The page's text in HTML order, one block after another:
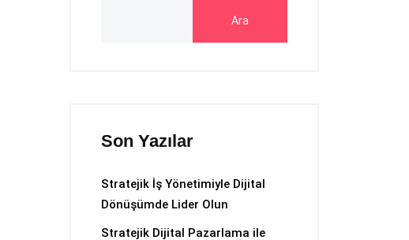
Ara
Son Yazılar
Stratejik İş Yönetimiyle Dijital
Dönüşümde Lider Olun
Stratejik Dijital Pazarlama ile